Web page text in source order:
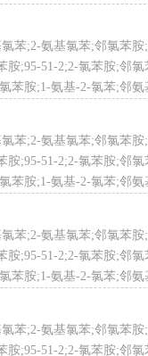
引起膀胱癌。中毒症
苯;2-氨基氯苯;邻氯苯胺
;95-51-2;2-氯苯胺;邻氯
苯胺;1-氨基-2-氯苯;邻氨
苯;2-氨基氯苯;邻氯苯胺
;95-51-2;2-氯苯胺;邻氯
苯胺;1-氨基-2-氯苯;邻氨
苯;2-氨基氯苯;邻氯苯胺
;95-51-2;2-氯苯胺;邻氯
苯胺;1-氨基-2-氯苯;邻氨
苯;2-氨基氯苯;邻氯苯胺
;95-51-2;2-氯苯胺;邻氯